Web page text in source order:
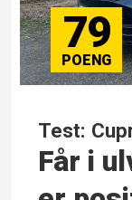
79
Test:
Får i